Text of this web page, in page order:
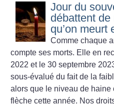
Jour du
débattent
qu’on meurt
Comme chaque
compte ses morts. Elle en
2022 et le 30 septembre
sous-évalué du fait de la
alors que le niveau de haine
flèche cette année. Nos